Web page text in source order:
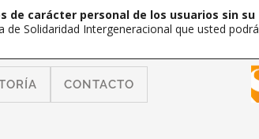
CONTACTO
carácter personal de los usuarios sin su
Solidaridad Intergeneracional que usted podrá